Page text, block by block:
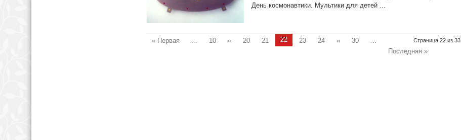
День космонавтики. Мультики для детей ...
Страница 22 из 33
« Первая ... 10 « 20 21 22 23 24 » 30
...
Последняя »